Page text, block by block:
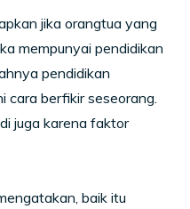
jika orangtua yang
mempunyai pendidikan
pendidikan
cara berfikir seseorang.
juga karena faktor
baik itu